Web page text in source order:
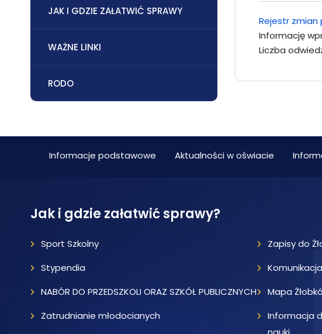
JAK I GDZIE ZAŁATWIĆ SPRAWY
WAŻNE LINKI
RODO
Rejestr
Informację
Liczba
Informacje podstawowe Aktualności w oświacie
Jak i gdzie załatwić sprawy?
Sport Szkolny
Zapisy do
Stypendia
NABÓR DO PRZEDSZKOLI ORAZ SZKÓŁ PUBLICZNYCH
Mapa
Zatrudnianie młodocianych
Informacja